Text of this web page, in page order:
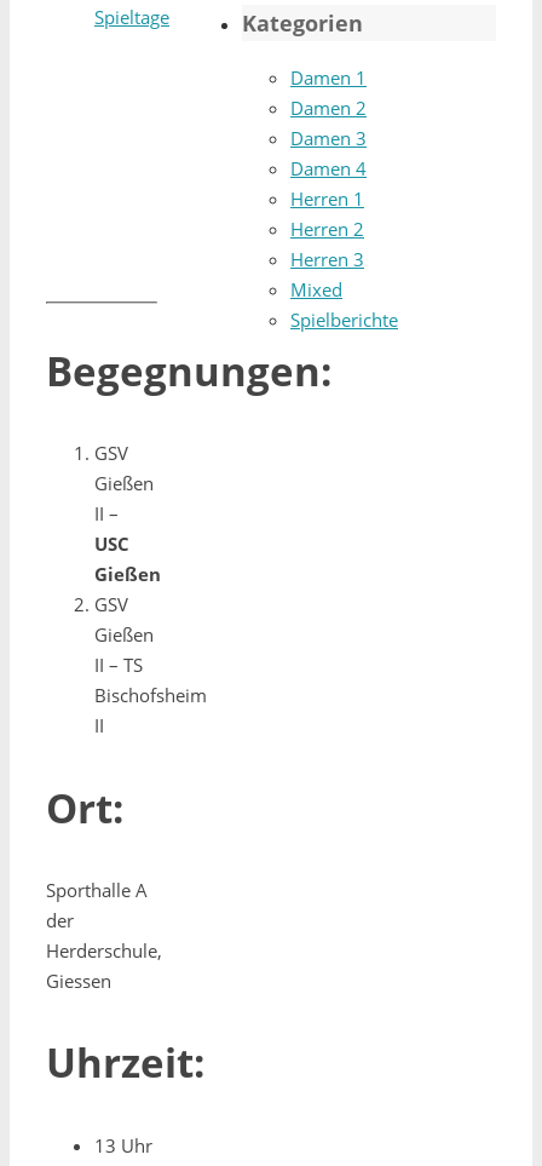
Spieltage
Begegnungen:
GSV
Gießen
II –
USC
Gießen
GSV
Gießen
II – TS
Bischofsheim
II
Ort:
Sporthalle A
der
Herderschule,
Giessen
Uhrzeit:
13 Uhr
Kategorien
Damen 1
Damen 2
Damen 3
Damen 4
Herren 1
Herren 2
Herren 3
Mixed
Spielberichte